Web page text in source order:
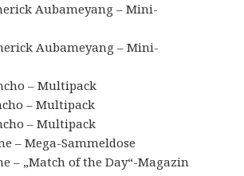
Aubameyang – Mini-
Aubameyang – Mini-
– Multipack
– Multipack
– Multipack
– Mega-Sammeldose
– „Match of the Day“-Magazin